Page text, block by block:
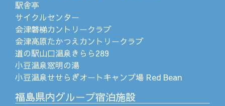
駅舎亭
サイクルセンター
会津磐梯カントリークラブ
会津高原たかつえカントリークラブ
道の駅山口温泉きらら289
小豆温泉窓明の湯
小豆温泉せせらぎオートキャンプ場 Red Bean
福島県内グループ宿泊施設